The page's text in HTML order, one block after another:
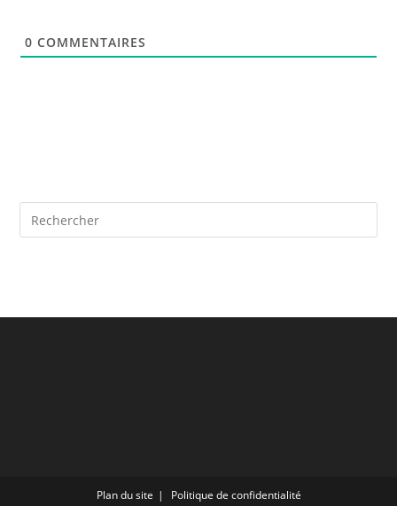
0 COMMENTAIRES
Plan du site Politique de confidentialité